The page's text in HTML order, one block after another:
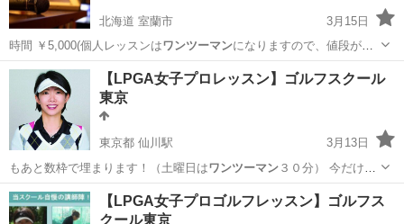
北海道 室蘭市
3月15日
時間 ￥5,000(個人レッスンはワンツーマンになりますので、値段が上
がります。…
北海道 室蘭市 ボーカル ボイストレーニング
【LPGA女子プロレッスン】ゴルフスクール
東京
東京都 仙川駅
3月13日
もあと数枠で埋まります！（土曜日はワンツーマン３０分） 今だけ、
ご入会キャ…
東京 三鷹市 ゴルフ レッスン
【LPGA女子プロゴルフレッスン】ゴルフス
クール東京